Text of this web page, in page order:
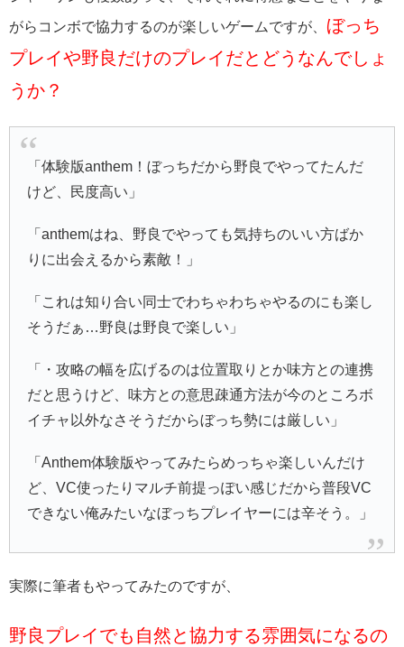
がらコンボで協力するのが楽しいゲームですが、 ぼっち
プレイや野良だけのプレイだとどうなんでしょ
うか？
「体験版anthem！ぼっちだから野良でやってたんだ
けど、民度高い」
「anthemはね、野良でやっても気持ちのいい方ばか
りに出会えるから素敵！」
「これは知り合い同士でわちゃわちゃやるのにも楽し
そうだぁ…野良は野良で楽しい」
「・攻略の幅を広げるのは位置取りとか味方との連携
だと思うけど、味方との意思疎通方法が今のところボ
イチャ以外なさそうだからぼっち勢には厳しい」
「Anthem体験版やってみたらめっちゃ楽しいんだけ
ど、VC使ったりマルチ前提っぽい感じだから普段VC
できない俺みたいなぼっちプレイヤーには辛そう。」
実際に筆者もやってみたのですが、
野良プレイでも自然と協力する雰囲気になるの